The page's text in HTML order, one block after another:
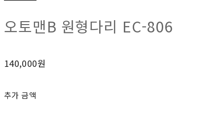
오토맨B 원형다리 EC-806
140,000원
추가 금액